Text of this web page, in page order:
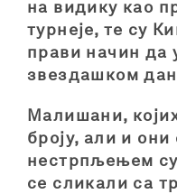
на видику као
турнеје, те су
прави начин да
звездашком
Малишани,
броју, али и они
нестрпљењем
се сликали са